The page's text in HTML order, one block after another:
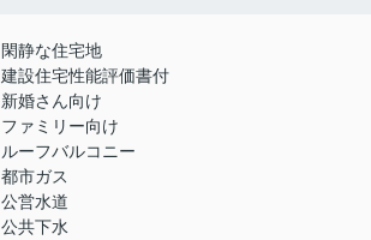
閑静な住宅地
建設住宅性能評価書付
新婚さん向け
ファミリー向け
ルーフバルコニー
都市ガス
公営水道
公共下水